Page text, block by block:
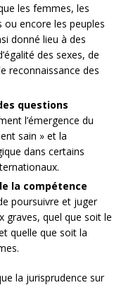
les femmes, les
ou encore les peuples
donné lieu à des
des sexes, de
reconnaissance des
questions
l’émergence du
sain » et la
dans certains
la compétence
poursuivre et juger
graves, quel que soit le
quelle que soit la
la jurisprudence sur